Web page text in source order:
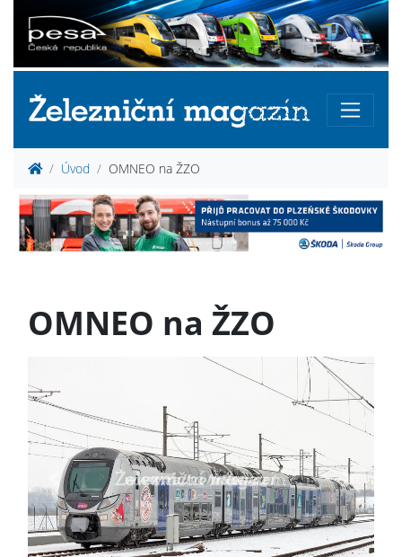
Úvod OMNEO na ŽZO
OMNEO na ŽZO
Previous Next